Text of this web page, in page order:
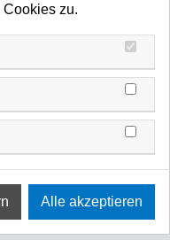
für diese Filter
zu.